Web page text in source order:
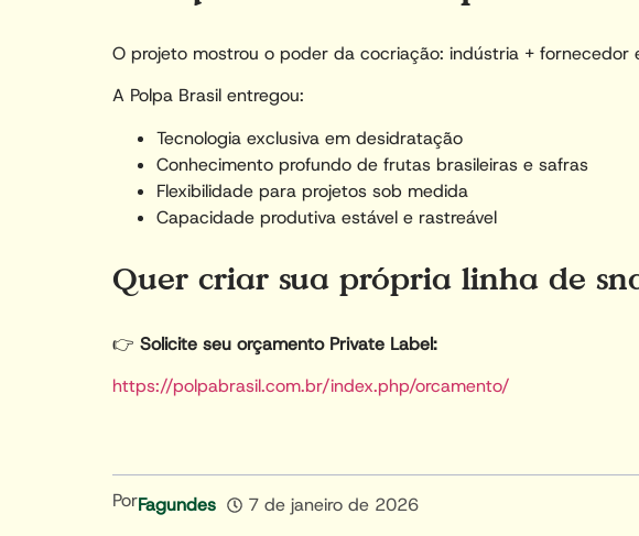
O projeto mostrou o poder da cocriação: indústria + fornecedor
A Polpa Brasil entregou:
Tecnologia exclusiva em desidratação
Conhecimento profundo de frutas brasileiras e safras
Flexibilidade para projetos sob medida
Capacidade produtiva estável e rastreável
Quer criar sua própria linha de
👉 Solicite seu orçamento Private Label:
https://polpabrasil.com.br/index.php/orcamento/
PorFagundes 7 de janeiro de 2026